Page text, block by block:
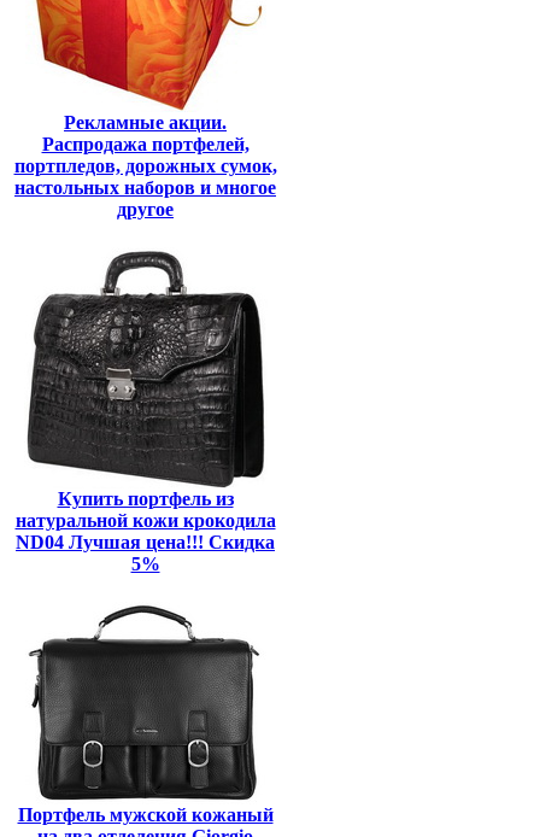
Рекламные акции.
Распродажа портфелей,
портпледов, дорожных сумок,
настольных наборов и многое
другое
Купить портфель из
натуральной кожи крокодила
ND04 Лучшая цена!!! Скидка
5%
Портфель мужской кожаный